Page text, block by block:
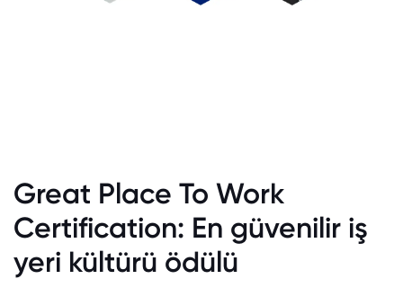
Great Place To Work
Certification: En güvenilir iş
yeri kültürü ödülü